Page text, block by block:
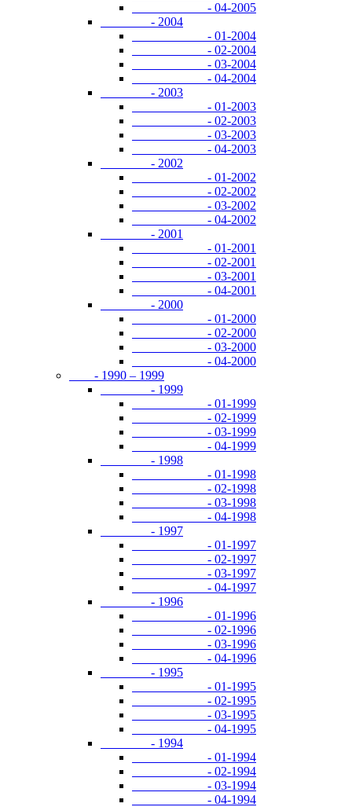
- 04-2005
- 2004
- 01-2004
- 02-2004
- 03-2004
- 04-2004
- 2003
- 01-2003
- 02-2003
- 03-2003
- 04-2003
- 2002
- 01-2002
- 02-2002
- 03-2002
- 04-2002
- 2001
- 01-2001
- 02-2001
- 03-2001
- 04-2001
- 2000
- 01-2000
- 02-2000
- 03-2000
- 04-2000
- 1990 – 1999
- 1999
- 01-1999
- 02-1999
- 03-1999
- 04-1999
- 1998
- 01-1998
- 02-1998
- 03-1998
- 04-1998
- 1997
- 01-1997
- 02-1997
- 03-1997
- 04-1997
- 1996
- 01-1996
- 02-1996
- 03-1996
- 04-1996
- 1995
- 01-1995
- 02-1995
- 03-1995
- 04-1995
- 1994
- 01-1994
- 02-1994
- 03-1994
- 04-1994